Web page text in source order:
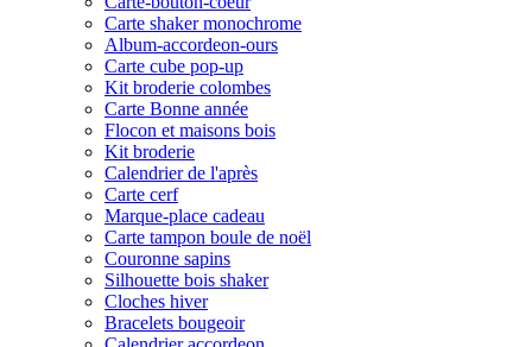
Carte shaker monochrome
Album-accordeon-ours
Carte cube pop-up
Kit broderie colombes
Carte Bonne année
Flocon et maisons bois
Kit broderie
Calendrier de l'après
Carte cerf
Marque-place cadeau
Carte tampon boule de noël
Couronne sapins
Silhouette bois shaker
Cloches hiver
Bracelets bougeoir